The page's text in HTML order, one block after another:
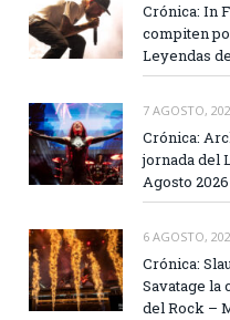
Crónica: In
compiten
Leyendas
7 AGOSTO,
Crónica:
jornada del
Agosto 2026
6 AGOSTO,
Crónica:
Savatage la
del Rock –